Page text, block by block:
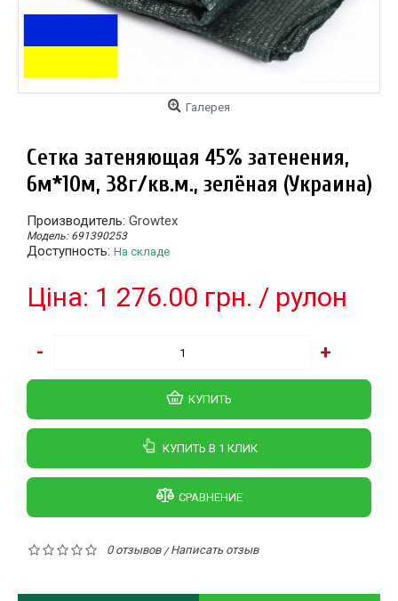
Галерея
Сетка затеняющая 45% затенения,
6м*10м, 38г/кв.м., зелёная (Украина)
Производитель: Growtex
Модель: 691390253
Доступность: На складе
Цiна: 1 276.00 грн. / рулон
- +
КУПИТЬ
КУПИТЬ В 1 КЛИК
СРАВНЕНИЕ
0 отзывов/Написать отзыв